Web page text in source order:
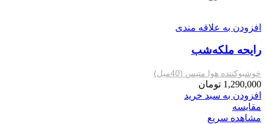
افزودن به علاقه مندی
رایحه ملکه‌شب
خوشبوکننده هوا متیس (40میل)
1,290,000 تومان
افزودن به سبد خرید
مقایسه
مشاهده سریع